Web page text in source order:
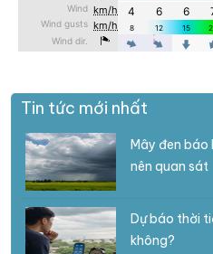
Tin tức mới nhất
Mây đen báo
nên quan sát
Dự báo thời
không?